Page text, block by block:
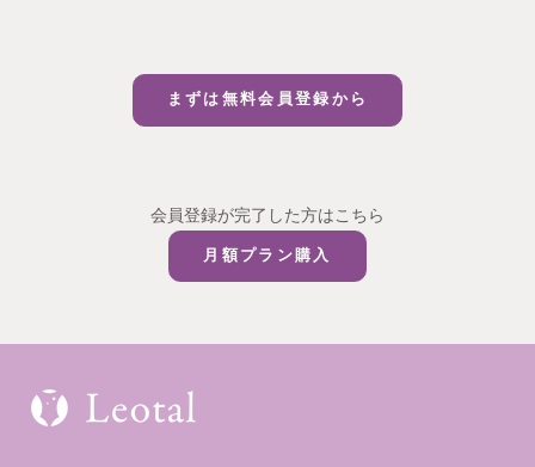
まずは無料会員登録から
会員登録が完了した方はこちら
月額プラン購入